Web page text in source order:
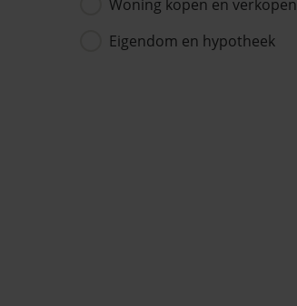
Woning kopen en verkopen
Eigendom en hypotheek